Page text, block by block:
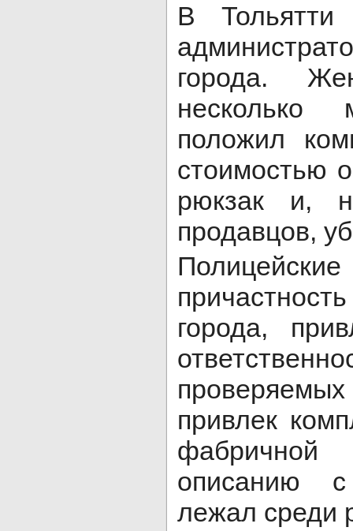
В Тольятти
города.
несколько
положил
стоимостью
рюкзак и,
продавцов,
города,
привлек
описанию
лежал среди